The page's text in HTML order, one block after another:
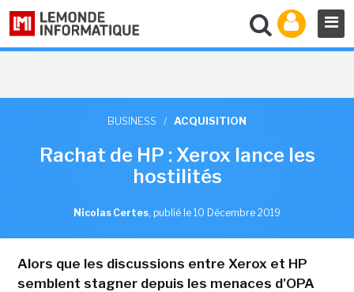
BUSINESS / ACQUISITION
Rachat de HP : Xerox lance les
hostilités
Nicolas Certes, publié le 10 Décembre 2019
Alors que les discussions entre Xerox et HP
semblent stagner depuis les menaces d'OPA